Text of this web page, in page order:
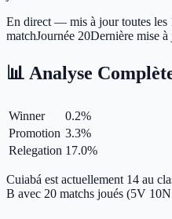
En direct — mis à jour toutes les
matchJournée 20Dernière mise à
📊 Analyse
Winner 0.2%
Promotion 3.3%
Relegation 17.0%
Cuiabá est actuellement 14 au
B avec 20 matchs joués (5V